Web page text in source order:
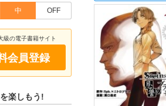
中 OFF
級の電子書籍サイト
会員登録
楽しもう!